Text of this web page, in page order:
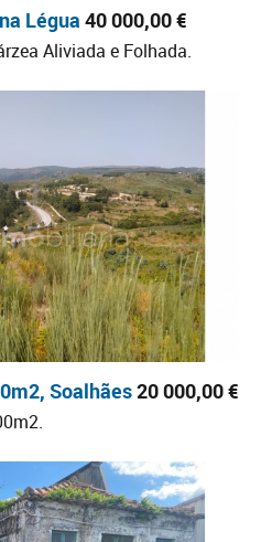
Légua 40 000,00 €
Aliviada e Folhada.
Soalhães20 000,00 €